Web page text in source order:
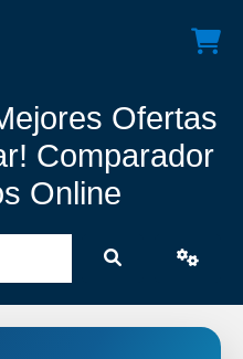
Ofertas
Comparador
Online